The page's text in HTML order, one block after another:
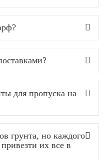
для пропуска на
грунта, но каждого
их все в